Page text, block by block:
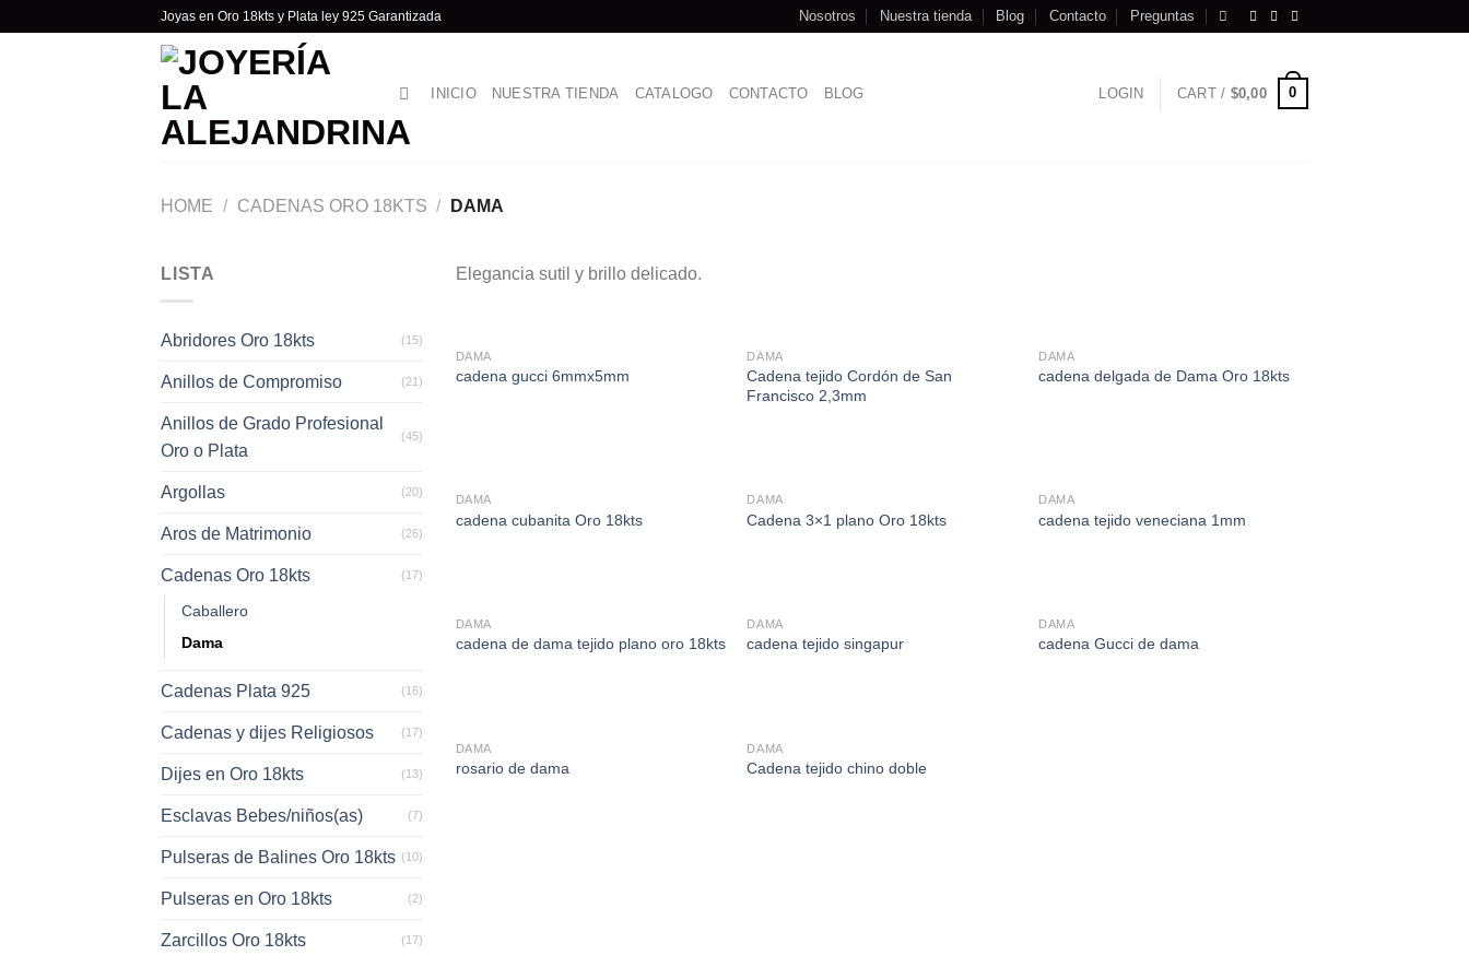
Joyas en Oro 18kts y Plata ley 925 Garantizada Nosotros Nuestra tienda Blog Contacto Preguntas
INICIO NUESTRA TIENDA CATALOGO CONTACTO BLOG LOGIN CART / $0,00 0
HOME / CADENAS ORO 18KTS / DAMA
LISTA
Abridores Oro 18kts (15)
Anillos de Compromiso (21)
Anillos de Grado Profesional
Oro o Plata
(45)
Argollas (20)
Aros de Matrimonio (26)
Cadenas Oro 18kts (17)
Caballero
Dama
Cadenas Plata 925 (16)
Cadenas y dijes Religiosos (17)
Dijes en Oro 18kts (13)
Esclavas Bebes/niños(as) (7)
Pulseras de Balines Oro 18kts (10)
Pulseras en Oro 18kts (2)
Zarcillos Oro 18kts (17)
Elegancia sutil y brillo delicado.
DAMA
cadena gucci 6mmx5mm
DAMA
Cadena tejido Cordón de San
Francisco 2,3mm
DAMA
cadena delgada de Dama Oro 18kts
DAMA
cadena cubanita Oro 18kts
DAMA
Cadena 3×1 plano Oro 18kts
DAMA
cadena tejido veneciana 1mm
DAMA
cadena de dama tejido plano oro 18kts
DAMA
cadena tejido singapur
DAMA
cadena Gucci de dama
DAMA
rosario de dama
DAMA
Cadena tejido chino doble